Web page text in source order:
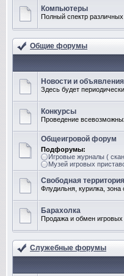
Компьютеры
Полный спектр
Общие форумы
Новости и объявления
Здесь будет
Конкурсы
Проведение
Общеигровой форум
Подфорумы:
Игровые журналы (
Музей игровых
Свободная территория
Флудильня, курилка, зона
Барахолка
Продажа и обмен игровых
Служебные форумы